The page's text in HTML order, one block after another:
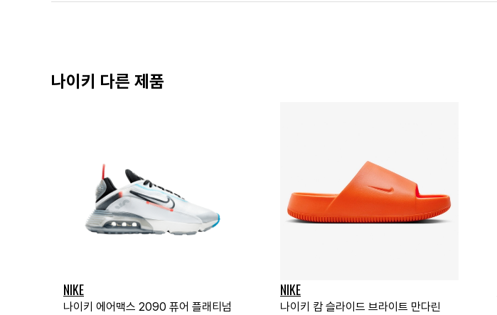
나이키 다른 제품
NIKE
나이키 에어맥스 2090 퓨어 플래티넘
NIKE
나이키 캄 슬라이드 브라이트 만다린